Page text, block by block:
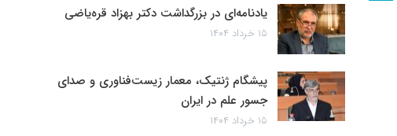
یادنامه‌ای در بزرگداشت دکتر بهزاد قره‌یاضی
۱۵ خرداد ۱۴۰۴
پیشگام ژنتیک، معمار زیست‌فناوری و صدای
جسور علم در ایران
۱۵ خرداد ۱۴۰۴